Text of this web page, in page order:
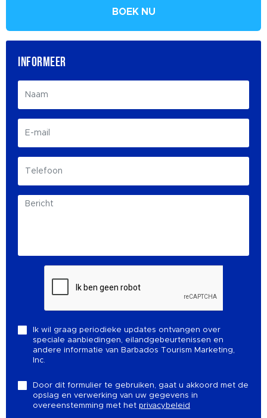
BOEK NU
INFORMEER
Ik wil graag periodieke updates ontvangen over
speciale aanbiedingen, eilandgebeurtenissen en
andere informatie van Barbados Tourism Marketing,
Inc.
Door dit formulier te gebruiken, gaat u akkoord met de
opslag en verwerking van uw gegevens in
overeenstemming met het privacybeleid